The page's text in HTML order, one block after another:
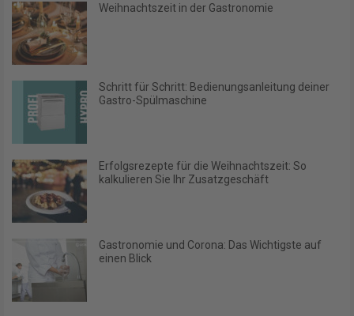
Weihnachtszeit in der Gastronomie
Schritt für Schritt: Bedienungsanleitung deiner
Gastro-Spülmaschine
Erfolgsrezepte für die Weihnachtszeit: So
kalkulieren Sie Ihr Zusatzgeschäft
Gastronomie und Corona: Das Wichtigste auf
einen Blick